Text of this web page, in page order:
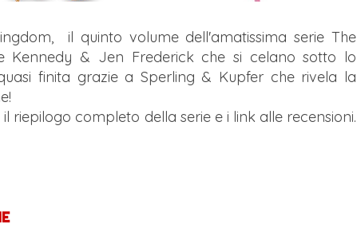
il quinto volume dell'amatissima serie The
Kennedy & Jen Frederick che si celano sotto lo
finita grazie a Sperling & Kupfer che rivela la
riepilogo completo della serie e i link alle recensioni.